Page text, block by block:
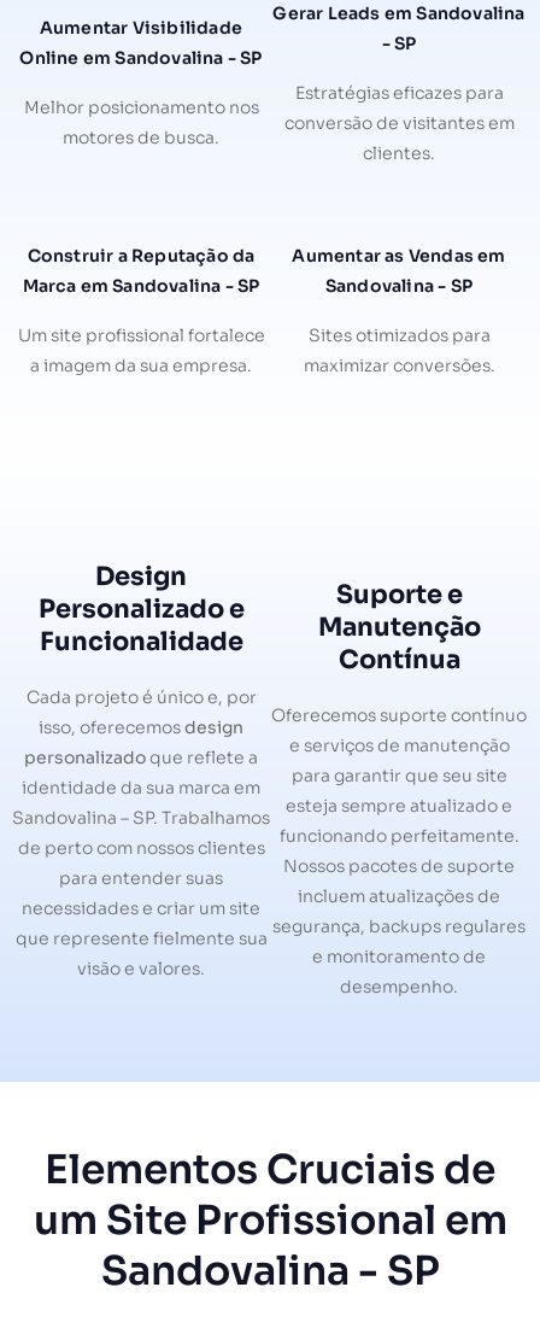
Aumentar Visibilidade
Online em Sandovalina - SP
Melhor posicionamento nos
motores de busca.
Gerar Leads em Sandovalina
- SP
Estratégias eficazes para
conversão de visitantes em
clientes.
Construir a Reputação da
Marca em Sandovalina - SP
Um site profissional fortalece
a imagem da sua empresa.
Aumentar as Vendas em
Sandovalina - SP
Sites otimizados para
maximizar conversões.
Design
Personalizado e
Funcionalidade
Cada projeto é único e, por
isso, oferecemosdesign
personalizadoque reflete a
identidade da sua marca em
Sandovalina – SP. Trabalhamos
de perto com nossos clientes
para entender suas
necessidades e criar um site
que represente fielmente sua
visão e valores.
Suporte e
Manutenção
Contínua
Oferecemos suporte contínuo
e serviços de manutenção
para garantir que seu site
esteja sempre atualizado e
funcionando perfeitamente.
Nossos pacotes de suporte
incluem atualizações de
segurança, backups regulares
e monitoramento de
desempenho.
Elementos Cruciais de
um Site Profissional em
Sandovalina - SP